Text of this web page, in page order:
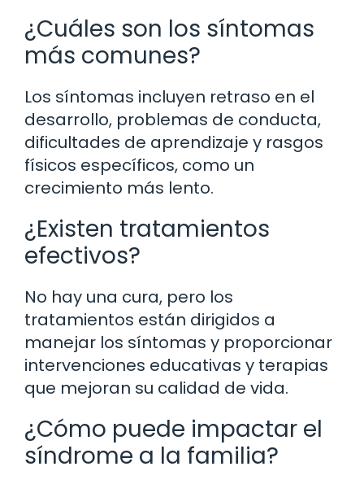
¿Cuáles son los síntomas
más comunes?
Los síntomas incluyen retraso en el
desarrollo, problemas de conducta,
dificultades de aprendizaje y rasgos
físicos específicos, como un
crecimiento más lento.
¿Existen tratamientos
efectivos?
No hay una cura, pero los
tratamientos están dirigidos a
manejar los síntomas y proporcionar
intervenciones educativas y terapias
que mejoran su calidad de vida.
¿Cómo puede impactar el
síndrome a la familia?